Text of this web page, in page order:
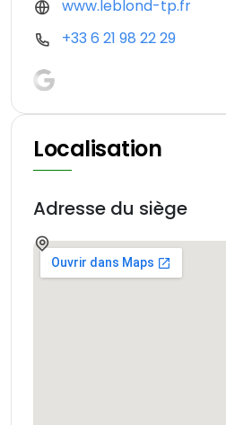
www.leblond-tp.fr
+33 6 21 98 22 29
Localisation
Adresse du siège